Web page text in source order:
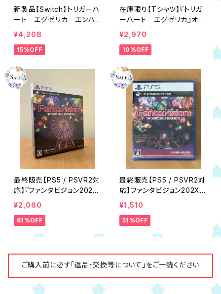
新製品【Switch】トリガーハ
ート エグゼリカ エンハン
スド
¥4,208
15%OFF
在庫限り【Tシャツ】『トリガ
ーハート エグゼリカ』オリ
ジナルTシャツ
¥2,970
10%OFF
最終販売【PS5 / PSVR2対
応】『ファンタビジョン202X
特装版』
¥2,060
61%OFF
最終販売【PS5 / PSVR2対
応】ファンタビジョン202X
通常版
¥1,510
51%OFF
ご購入前に必ず「返品・交換等について」をご一読ください